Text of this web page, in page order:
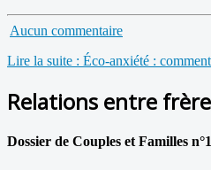
Aucun commentaire
Lire la suite : Éco-anxiété :
Relations entre
Dossier de Couples et Familles